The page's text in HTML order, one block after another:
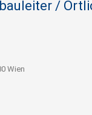
/
Wien